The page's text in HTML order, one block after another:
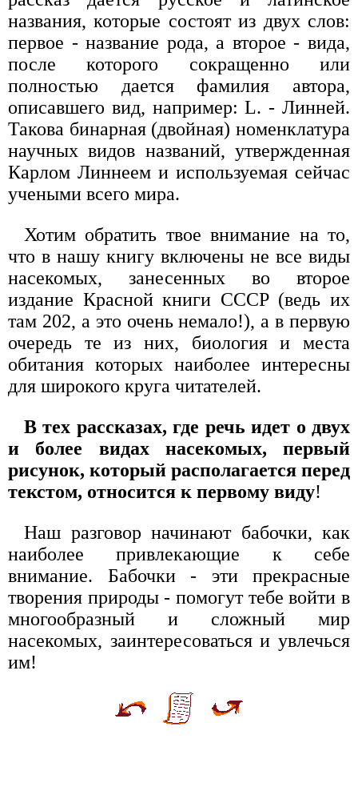
названия, которые состоят из двух слов:
первое - название рода, а второе - вида,
после которого сокращенно или
полностью дается фамилия автора,
описавшего вид, например: L. - Линней.
Такова бинарная (двойная) номенклатура
научных видов названий, утвержденная
Карлом Линнеем и используемая сейчас
учеными всего мира.
Хотим обратить твое внимание на то,
что в нашу книгу включены не все виды
насекомых, занесенных во второе
издание Красной книги СССР (ведь их
там 202, а это очень немало!), а в первую
очередь те из них, биология и места
обитания которых наиболее интересны
для широкого круга читателей.
В тех рассказах, где речь идет о двух
и более видах насекомых, первый
рисунок, который располагается перед
текстом, относится к первому виду!
Наш разговор начинают бабочки, как
наиболее привлекающие к себе
внимание. Бабочки - эти прекрасные
творения природы - помогут тебе войти в
многообразный и сложный мир
насекомых, заинтересоваться и увлечься
им!